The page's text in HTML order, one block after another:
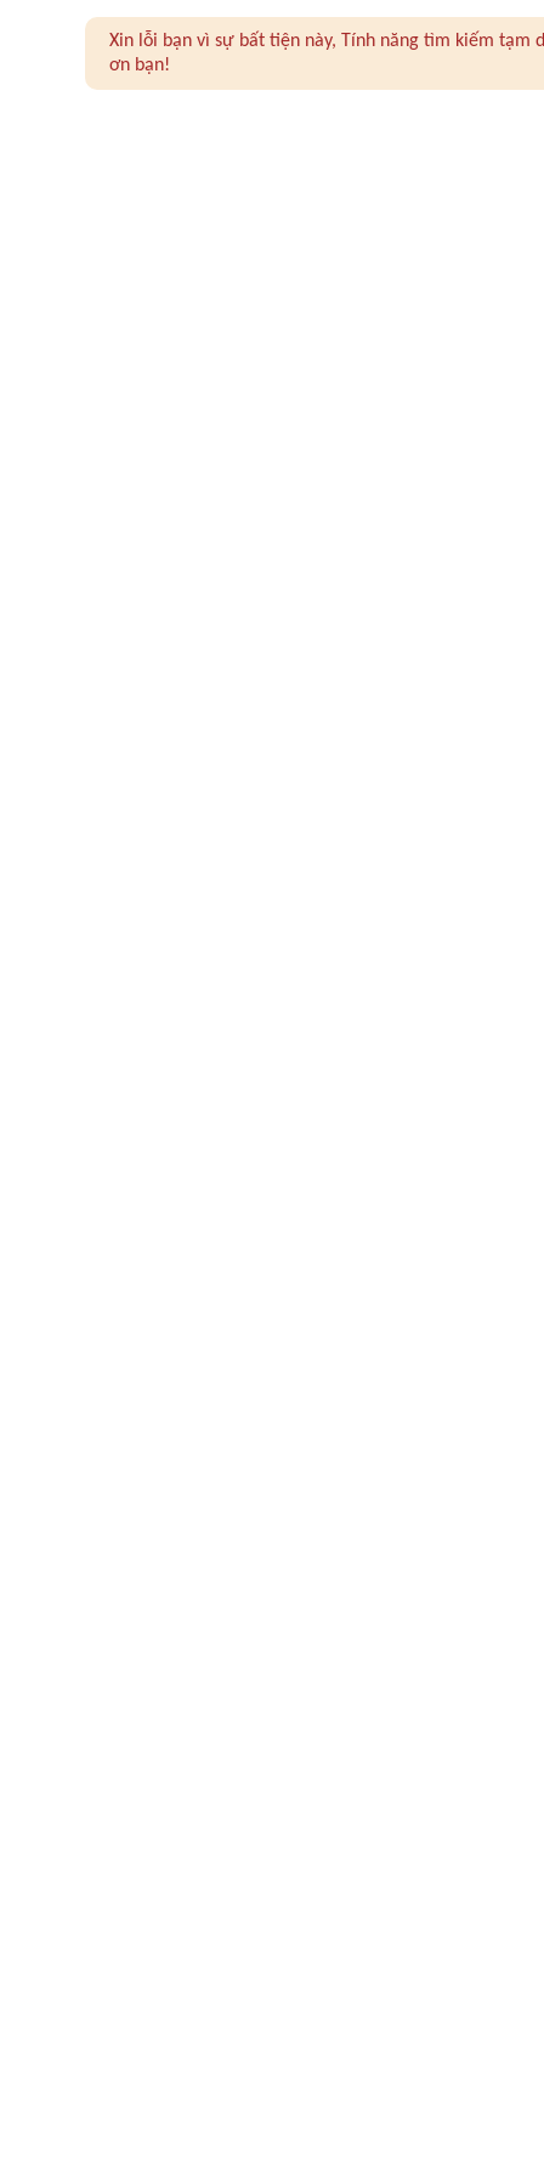
Xin lỗi bạn vì sự bất tiện này, Tính năng tìm kiếm
ơn bạn!